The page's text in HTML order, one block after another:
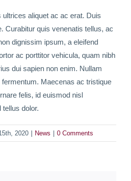
ultrices aliquet ac ac erat. Duis
Curabitur quis venenatis tellus, ac
dignissim ipsum, a eleifend
ac porttitor vehicula, quam nibh
dui sapien non enim. Nullam
Maecenas ac tristique
felis, id euismod nisl
dolor.
2020 | News | 0 Comments